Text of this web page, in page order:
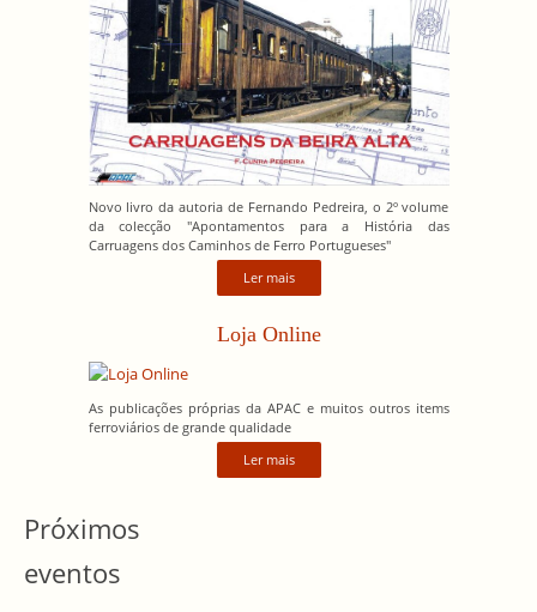
Novo livro da autoria de Fernando Pedreira, o 2º volume
da colecção "Apontamentos para a História das
Carruagens dos Caminhos de Ferro Portugueses"
Ler mais
Loja Online
As publicações próprias da APAC e muitos outros items
ferroviários de grande qualidade
Ler mais
Próximos
eventos